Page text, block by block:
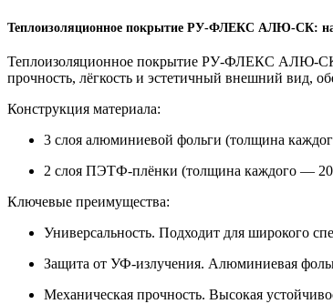
Теплоизоляционное покрытие РУ‑ФЛЕКС АЛЮ-СК:
Теплоизоляционное покрытие РУ‑ФЛЕКС АЛЮ-СК
прочность, лёгкость и эстетичный внешний вид,
Конструкция материала:
3 слоя алюминиевой фольги (толщина
2 слоя ПЭТФ‑плёнки (толщина каждого —
Ключевые преимущества:
Универсальность. Подходит для широкого
Защита от УФ‑излучения. Алюминиевая
Механическая прочность. Высокая